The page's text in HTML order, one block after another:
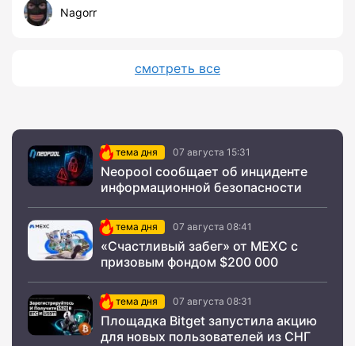
Nagorr
смотреть все
тема дня 07 августа 15:31
Neopool сообщает об инциденте
информационной безопасности
тема дня 07 августа 08:41
«Счастливый забег» от MEXC с
призовым фондом $200 000
тема дня 07 августа 08:31
Площадка Bitget запустила акцию
для новых пользователей из СНГ